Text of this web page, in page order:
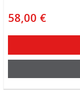
58,00 €